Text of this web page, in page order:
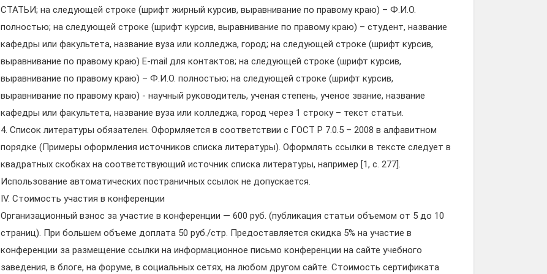
СТАТЬИ; на следующей строке (шрифт жирный курсив, выравнивание по правому краю) – Ф.И.О.
полностью; на следующей строке (шрифт курсив, выравнивание по правому краю) – студент, название
кафедры или факультета, название вуза или колледжа, город; на следующей строке (шрифт курсив,
выравнивание по правому краю) E-mail для контактов; на следующей строке (шрифт курсив,
выравнивание по правому краю) – Ф.И.О. полностью; на следующей строке (шрифт курсив,
выравнивание по правому краю) - научный руководитель, ученая степень, ученое звание, название
кафедры или факультета, название вуза или колледжа, город через 1 строку – текст статьи.
4. Список литературы обязателен. Оформляется в соответствии с ГОСТ Р 7.0.5 – 2008 в алфавитном
порядке (Примеры оформления источников списка литературы). Оформлять ссылки в тексте следует в
квадратных скобках на соответствующий источник списка литературы, например [1, с. 277].
Использование автоматических постраничных ссылок не допускается.
IV. Стоимость участия в конференции
Организационный взнос за участие в конференции — 600 руб. (публикация статьи объемом от 5 до 10
страниц). При большем объеме доплата 50 руб./стр. Предоставляется скидка 5% на участие в
конференции за размещение ссылки на информационное письмо конференции на сайте учебного
заведения, в блоге, на форуме, в социальных сетях, на любом другом сайте. Стоимость сертификата